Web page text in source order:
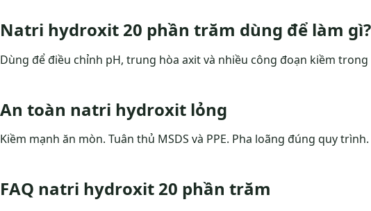
Natri hydroxit 20 phần trăm dùng để làm gì?
Dùng để điều chỉnh pH, trung hòa axit và nhiều công đoạn kiềm
An toàn natri hydroxit lỏng
Kiềm mạnh ăn mòn. Tuân thủ MSDS và PPE. Pha loãng đúng quy trình.
FAQ natri hydroxit 20 phần trăm